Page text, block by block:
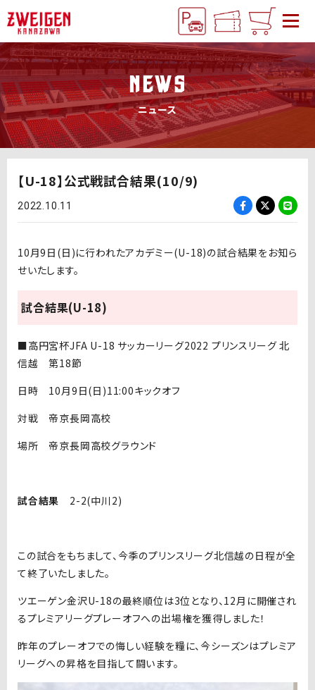
NEWS
ニュース
【U-18】公式戦試合結果(10/9)
2022.10.11
10月9日(日)に行われたアカデミー(U-18)の試合結果をお知ら
せいたします。
試合結果(U-18)
■高円宮杯JFA U-18 サッカーリーグ2022 プリンスリーグ 北
信越 第18節
日時 10月9日(日)11:00キックオフ
対戦 帝京長岡高校
場所 帝京長岡高校グラウンド
試合結果 2-2(中川2)
この試合をもちまして、今季のプリンスリーグ北信越の日程が全
て終了いたしました。
ツエーゲン金沢U-18の最終順位は3位となり、12月に開催され
るプレミアリーグプレーオフへの出場権を獲得しました！
昨年のプレーオフでの悔しい経験を糧に、今シーズンはプレミア
リーグへの昇格を目指して闘います。